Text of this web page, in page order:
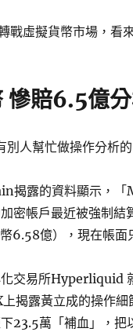
戰虛擬貨幣市場，看
慘賠6.5億
別人幫忙做操作分析
揭露的資料顯示，「
密帳戶最近被強制結
6.58億），現在帳面
交易所Hyperliquid
揭露黃立成的操作細
23.5萬「補血」，